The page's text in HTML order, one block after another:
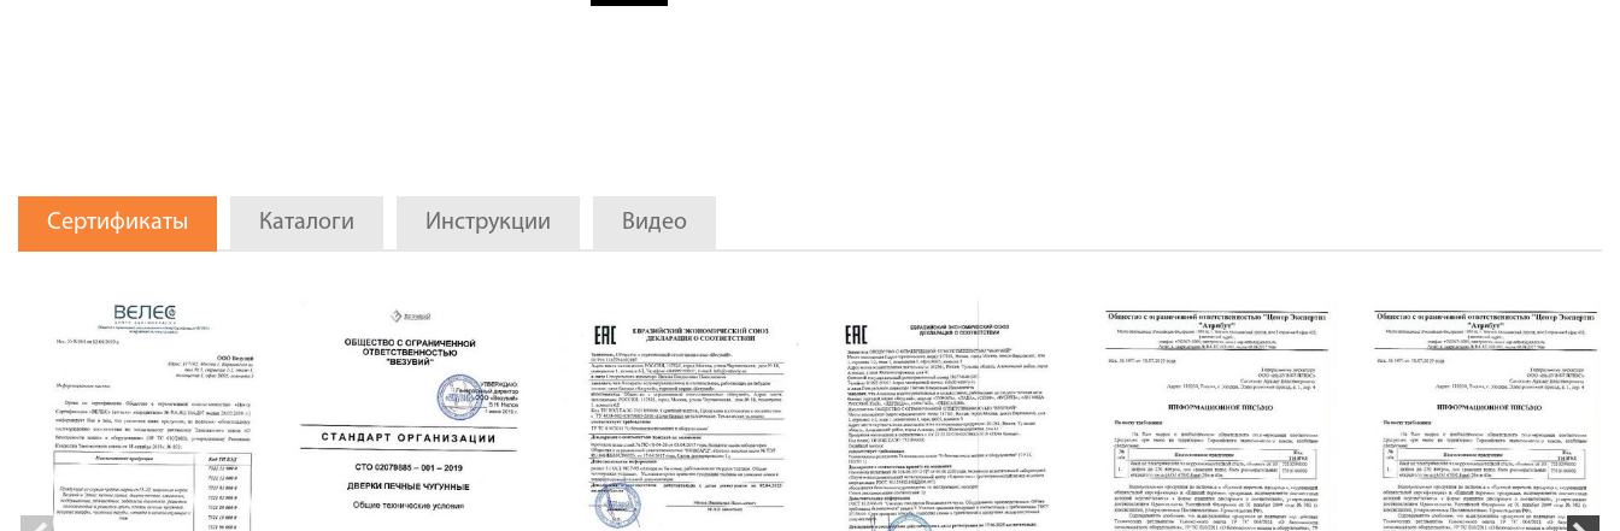
Сертификаты Каталоги Инструкции Видео